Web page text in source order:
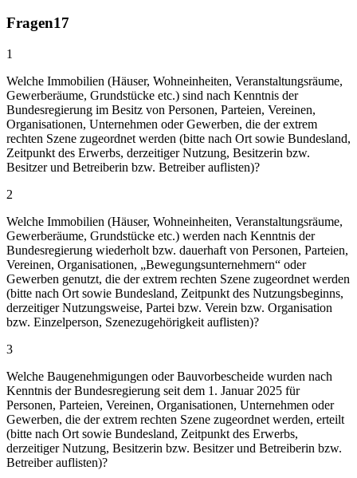
Fragen17
1
Welche Immobilien (Häuser, Wohneinheiten, Veranstaltungsräume,
Gewerberäume, Grundstücke etc.) sind nach Kenntnis der
Bundesregierung im Besitz von Personen, Parteien, Vereinen,
Organisationen, Unternehmen oder Gewerben, die der extrem
rechten Szene zugeordnet werden (bitte nach Ort sowie Bundesland,
Zeitpunkt des Erwerbs, derzeitiger Nutzung, Besitzerin bzw.
Besitzer und Betreiberin bzw. Betreiber auflisten)?
2
Welche Immobilien (Häuser, Wohneinheiten, Veranstaltungsräume,
Gewerberäume, Grundstücke etc.) werden nach Kenntnis der
Bundesregierung wiederholt bzw. dauerhaft von Personen, Parteien,
Vereinen, Organisationen, „Bewegungsunternehmern“ oder
Gewerben genutzt, die der extrem rechten Szene zugeordnet werden
(bitte nach Ort sowie Bundesland, Zeitpunkt des Nutzungsbeginns,
derzeitiger Nutzungsweise, Partei bzw. Verein bzw. Organisation
bzw. Einzelperson, Szenezugehörigkeit auflisten)?
3
Welche Baugenehmigungen oder Bauvorbescheide wurden nach
Kenntnis der Bundesregierung seit dem 1. Januar 2025 für
Personen, Parteien, Vereinen, Organisationen, Unternehmen oder
Gewerben, die der extrem rechten Szene zugeordnet werden, erteilt
(bitte nach Ort sowie Bundesland, Zeitpunkt des Erwerbs,
derzeitiger Nutzung, Besitzerin bzw. Besitzer und Betreiberin bzw.
Betreiber auflisten)?